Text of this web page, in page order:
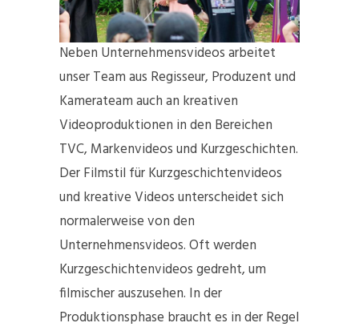
Neben Unternehmensvideos arbeitet
unser Team aus Regisseur, Produzent und
Kamerateam auch an kreativen
Videoproduktionen in den Bereichen
TVC, Markenvideos und Kurzgeschichten.
Der Filmstil für Kurzgeschichtenvideos
und kreative Videos unterscheidet sich
normalerweise von den
Unternehmensvideos. Oft werden
Kurzgeschichtenvideos gedreht, um
filmischer auszusehen. In der
Produktionsphase braucht es in der Regel